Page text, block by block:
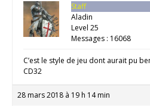
Staff
Aladin
Level 25
Messages : 16068
C’est le style de jeu dont aurait pu
CD32
28 mars 2018 à 19 h 14 min